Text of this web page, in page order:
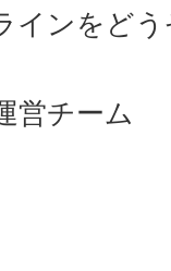
インをど
営チーム